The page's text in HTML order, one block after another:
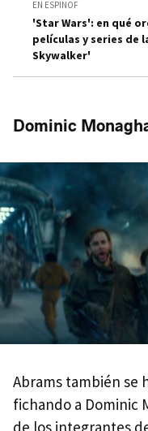
EN ESPINOF
'Star Wars': en qué
películas y series de
Skywalker'
Dominic
Abrams también se
fichando a Dominic